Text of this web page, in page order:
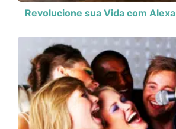
Revolucione sua Vida com Alexa